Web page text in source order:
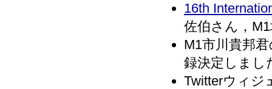
16th
佐伯さん，
M1市川貴邦
録決定しまし
Twitterウィジ